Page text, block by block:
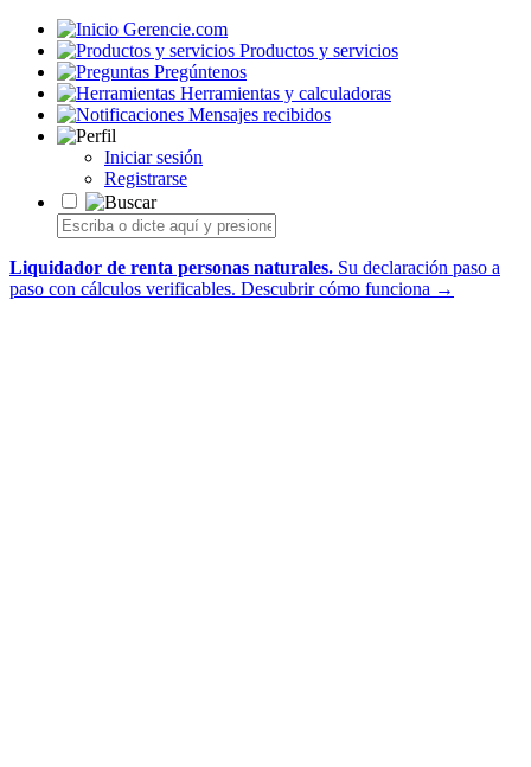
Gerencie.com
Productos y servicios
Pregúntenos
Herramientas y calculadoras
Mensajes recibidos
Iniciar sesión
Registrarse
Liquidador de renta personas naturales. Su declaración paso a
paso con cálculos verificables. Descubrir cómo funciona →